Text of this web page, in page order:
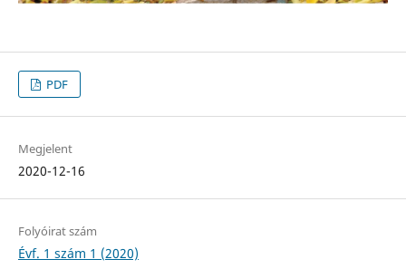
PDF
Megjelent
2020-12-16
Folyóirat szám
Évf. 1 szám 1 (2020)